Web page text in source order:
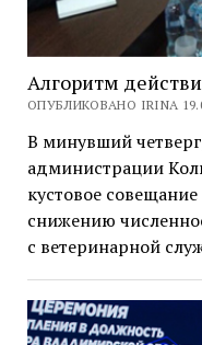
Алгоритм
ОПУБЛИКОВАНО IRINA
В минувший
администрации
кустовое
снижению
с ветеринарной